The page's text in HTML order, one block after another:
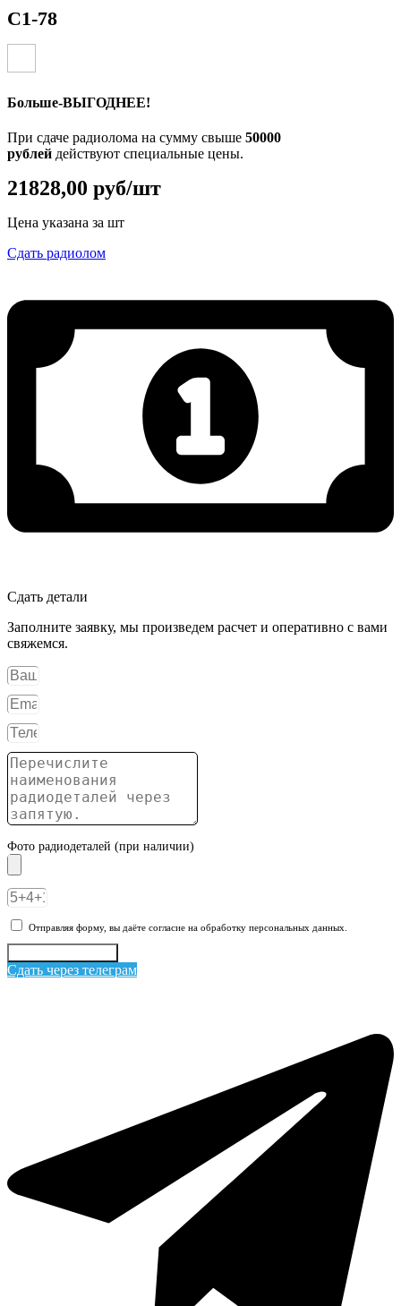
С1-78
Больше-ВЫГОДНЕЕ!
При сдаче радиолома на сумму свыше 50000
рублей действуют специальные цены.
21828,00 руб/шт
Цена указана за шт
Сдать радиолом
Сдать детали
Заполните заявку, мы произведем расчет и оперативно с вами
свяжемся.
Фото радиодеталей (при наличии)
Отправляя форму, вы даёте согласие на обработку персональных данных.
Сдать через телеграм